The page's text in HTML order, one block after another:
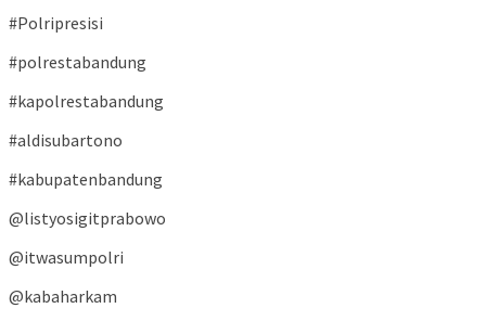
#Polripresisi
#polrestabandung
#kapolrestabandung
#aldisubartono
#kabupatenbandung
@listyosigitprabowo
@itwasumpolri
@kabaharkam